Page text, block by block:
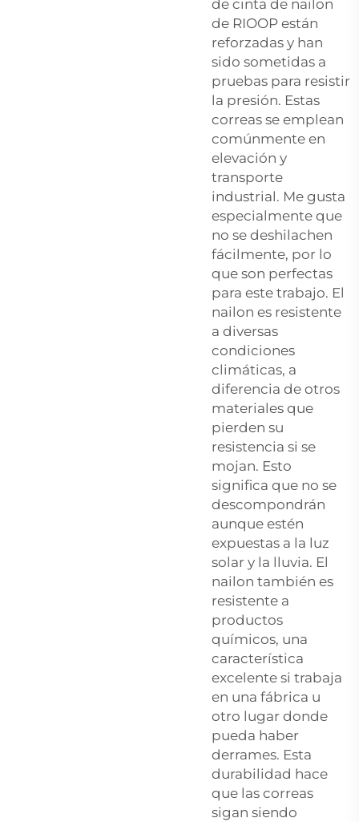
de cinta de nailon
de RIOOP están
reforzadas y han
sido sometidas a
pruebas para resistir
la presión. Estas
correas se emplean
comúnmente en
elevación y
transporte
industrial. Me gusta
especialmente que
no se deshilachen
fácilmente, por lo
que son perfectas
para este trabajo. El
nailon es resistente
a diversas
condiciones
climáticas, a
diferencia de otros
materiales que
pierden su
resistencia si se
mojan. Esto
significa que no se
descompondrán
aunque estén
expuestas a la luz
solar y la lluvia. El
nailon también es
resistente a
productos
químicos, una
característica
excelente si trabaja
en una fábrica u
otro lugar donde
pueda haber
derrames. Esta
durabilidad hace
que las correas
sigan siendo